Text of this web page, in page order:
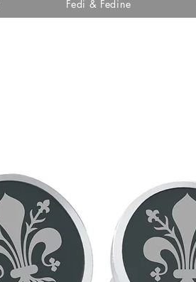
Fedi & Fedine